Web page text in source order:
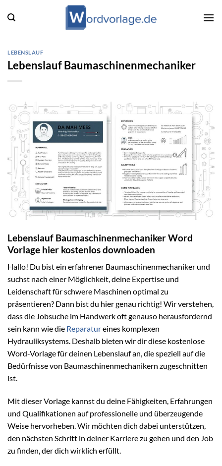
Inhalt
LEBENSLAUF
Lebenslauf Baumaschinenmechaniker
Lebenslauf Baumaschinenmechaniker Word
Vorlage hier kostenlos downloaden
Hallo! Du bist ein erfahrener Baumaschinenmechaniker und
suchst nach einer Möglichkeit, deine Expertise und
Leidenschaft für schwere Maschinen optimal zu
präsentieren? Dann bist du hier genau richtig! Wir verstehen,
dass die Jobsuche im Handwerk oft genauso herausfordernd
sein kann wie die Reparatureines komplexen
Hydrauliksystems. Deshalb bieten wir dir diese kostenlose
Word-Vorlage für deinen Lebenslauf an, die speziell auf die
Bedürfnisse von Baumaschinenmechanikern zugeschnitten
ist.
Mit dieser Vorlage kannst du deine Fähigkeiten, Erfahrungen
und Qualifikationen auf professionelle und überzeugende
Weise hervorheben. Wir möchten dich dabei unterstützen,
den nächsten Schritt in deiner Karriere zu gehen und den Job
zu finden, der dich wirklich erfüllt.